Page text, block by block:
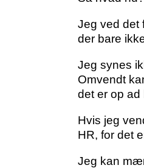
Jeg ved det
der bare
Jeg synes
Omvendt
det er op ad
Hvis jeg
HR, for det
Jeg kan